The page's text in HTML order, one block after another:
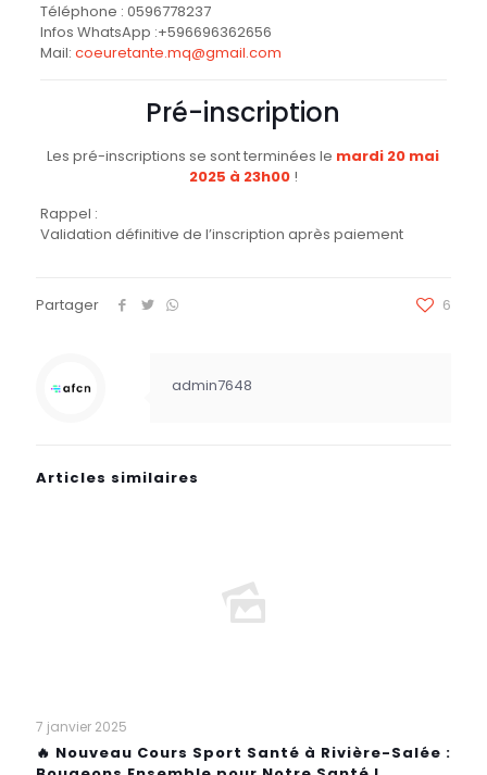
Téléphone : 0596778237
Infos WhatsApp :+596696362656
Mail: coeuretante.mq@gmail.com
Pré-inscription
Les pré-inscriptions se sont terminées le mardi 20 mai
2025 à 23h00!
Rappel :
Validation définitive de l’inscription après paiement
Partager 6
admin7648
Articles similaires
7 janvier 2025
🔥 Nouveau Cours Sport Santé à Rivière-Salée :